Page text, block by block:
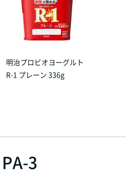
明治プロビオヨーグルト
R-1 プレーン 336g
3